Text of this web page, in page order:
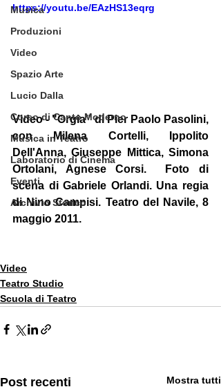
Musica
Produzioni
Video
Spazio Arte
Lucio Dalla
Corso di Canto Moderno
Musica in Teatro
Laboratorio di Cinema
Eventi
Archivio Storico
https://youtu.be/EAzHS13eqrg
Video - "Orgia" di Pier Paolo Pasolini,
con Milena Cortelli, Ippolito
Dell'Anna, Giuseppe Mittica, Simona
Ortolani, Agnese Corsi.  Foto di
scena di Gabriele Orlandi. Una regia
di Nino Campisi. Teatro del Navile, 8
maggio 2011.
Video
Teatro Studio
Scuola di Teatro
Post recenti Mostra tutti